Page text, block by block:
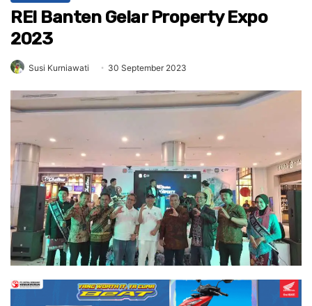
REI Banten Gelar Property Expo
2023
Susi Kurniawati 30 September 2023